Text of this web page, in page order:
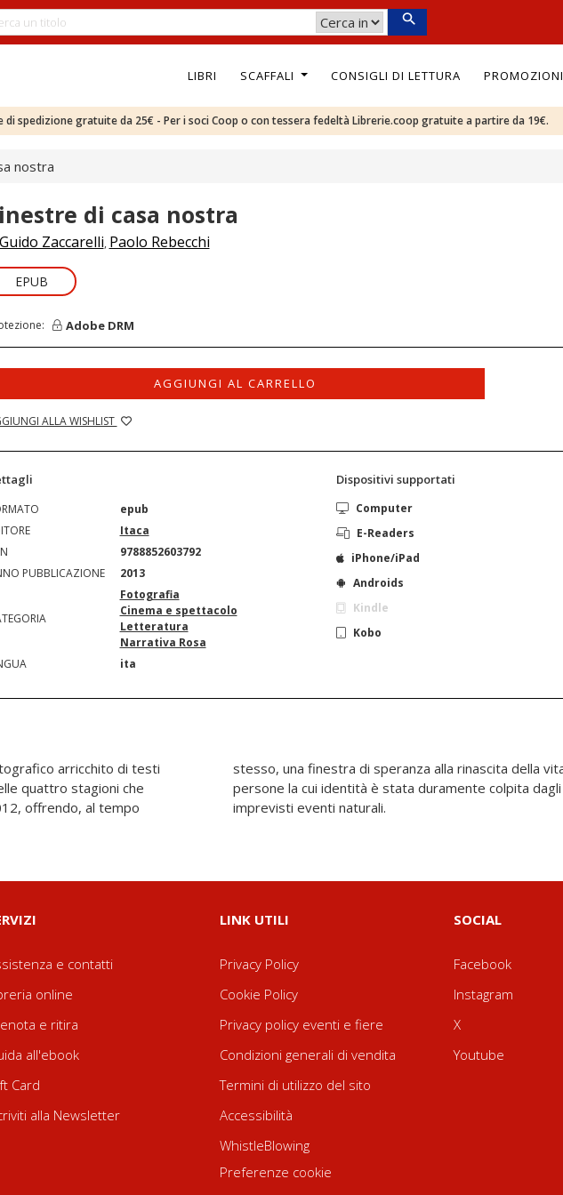
LIBRI SCAFFALI CONSIGLI DI LETTURA PROMOZIONI
di spedizione gratuite da 25€ - Per i soci Coop o con tessera fedeltà Librerie.coop gratuite a partire da 19€.
nostra
di casa nostra
Guido Zaccarelli, Paolo Rebecchi
EPUB
Adobe DRM
AGGIUNGI AL CARRELLO
ALLA WISHLIST
epub
Itaca
9788852603792
PUBBLICAZIONE
2013
Fotografia
Cinema e spettacolo
Letteratura
Narrativa Rosa
ita
Dispositivi supportati
Computer
E-Readers
iPhone/iPad
Androids
Kindle
Kobo
arricchito di testi
quattro stagioni che
offrendo, al tempo
rinascita della vita delle
colpita dagli improvvisi e
imprevisti eventi naturali.
e contatti
online
e ritira
all'ebook
Card
alla Newsletter
LINK UTILI
Privacy Policy
Cookie Policy
Privacy policy eventi e fiere
Condizioni generali di vendita
Termini di utilizzo del sito
Accessibilità
WhistleBlowing
Preferenze cookie
SOCIAL
Facebook
Instagram
X
Youtube